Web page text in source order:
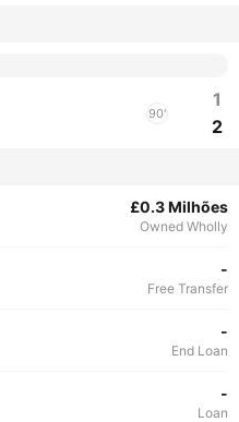
90'
1
2
£0.3 Milhões
Owned Wholly
-
Free Transfer
-
End Loan
-
Loan